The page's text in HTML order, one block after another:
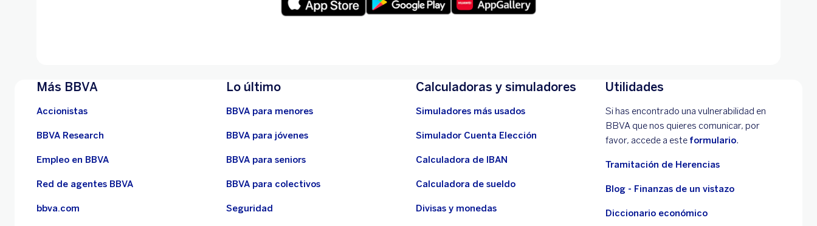
Más BBVA
Accionistas
BBVA Research
Empleo en BBVA
Red de agentes BBVA
bbva.com
Lo último
BBVA para menores
BBVA para jóvenes
BBVA para seniors
BBVA para colectivos
Seguridad
Calculadoras y simuladores
Simuladores más usados
Simulador Cuenta Elección
Calculadora de IBAN
Calculadora de sueldo
Divisas y monedas
Utilidades
Si has encontrado una vulnerabilidad en
BBVA que nos quieres comunicar, por
favor, accede a este formulario.
Tramitación de Herencias
Blog - Finanzas de un vistazo
Diccionario económico